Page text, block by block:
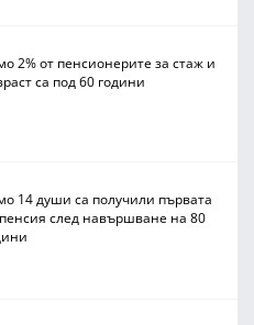
2% от пенсионерите за стаж и
са под 60 години
14 души са получили първата
след навършване на 80